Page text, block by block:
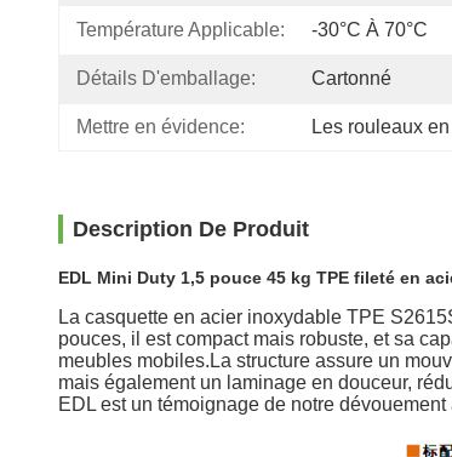
Température Applicable: -30°C À 70°C
Détails D'emballage: Cartonné
Mettre en évidence: Les rouleaux
Description De Produit
EDL Mini Duty 1,5 pouce 45 kg TPE fileté en
La casquette en acier inoxydable TPE
pouces, il est compact mais robuste, et sa
meubles mobiles.La structure assure un
mais également un laminage en douceur,
EDL est un témoignage de notre